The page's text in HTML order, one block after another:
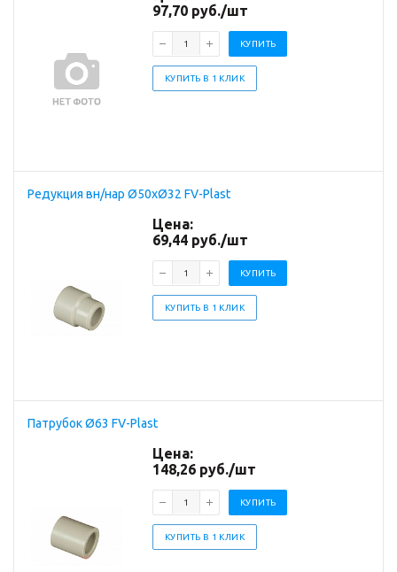
97,70 руб./шт
КУПИТЬ
КУПИТЬ В 1 КЛИК
Редукция вн/нар Ø50хØ32 FV-Plast
Цена:
69,44 руб./шт
КУПИТЬ
КУПИТЬ В 1 КЛИК
Патрубок Ø63 FV-Plast
Цена:
148,26 руб./шт
КУПИТЬ
КУПИТЬ В 1 КЛИК